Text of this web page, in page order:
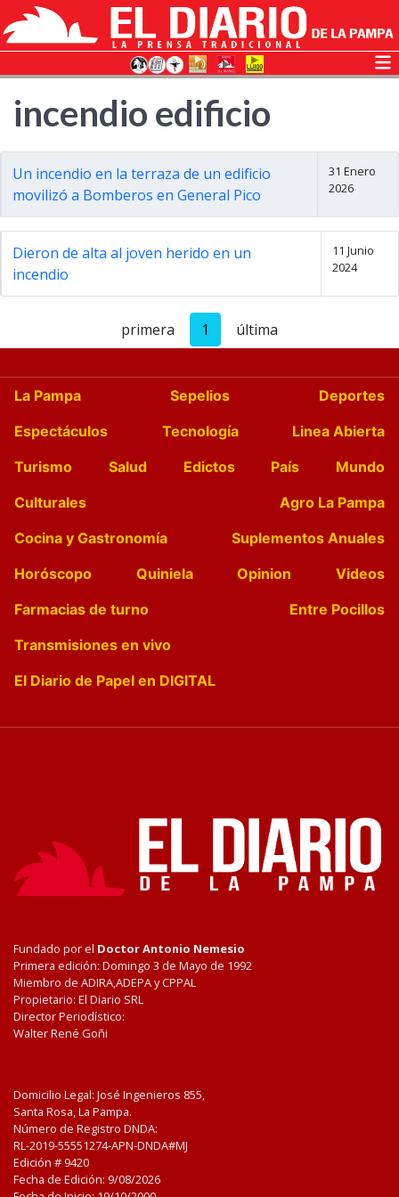
incendio edificio
Un incendio en la terraza de un edificio
movilizó a Bomberos en General Pico
31 Enero
2026
Dieron de alta al joven herido en un
incendio
11 Junio
2024
primera 1 última
La Pampa Sepelios
Deportes
Espectáculos
Tecnología
Linea Abierta
Turismo
Salud Edictos País
Mundo
Culturales
Agro La Pampa
Cocina y Gastronomía
Suplementos Anuales
Horóscopo
Quiniela Opinion
Videos
Farmacias de turno
Entre Pocillos
Transmisiones en vivo
El Diario de Papel en DIGITAL
Fundado por el Doctor Antonio Nemesio
Primera edición: Domingo 3 de Mayo de 1992
Miembro de ADIRA,ADEPA y CPPAL
Propietario: El Diario SRL
Director Periodístico:
Walter René Goñi
Domicilio Legal: José Ingenieros 855,
Santa Rosa, La Pampa.
Número de Registro DNDA:
RL-2019-55551274-APN-DNDA#MJ
Edición # 9420
Fecha de Edición: 9/08/2026